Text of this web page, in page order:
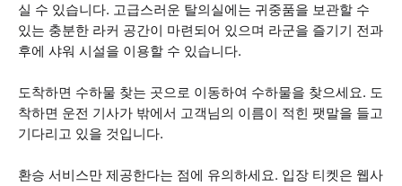
실 수 있습니다. 고급스러운 탈의실에는 귀중품을 보관할 수
있는 충분한 라커 공간이 마련되어 있으며 라군을 즐기기 전과
후에 샤워 시설을 이용할 수 있습니다.
도착하면 수하물 찾는 곳으로 이동하여 수하물을 찾으세요. 도
착하면 운전 기사가 밖에서 고객님의 이름이 적힌 팻말을 들고
기다리고 있을 것입니다.
환승 서비스만 제공한다는 점에 유의하세요. 입장 티켓은 웹사